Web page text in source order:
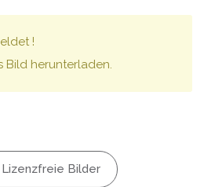
!
Bild herunterladen.
Lizenzfreie Bilder